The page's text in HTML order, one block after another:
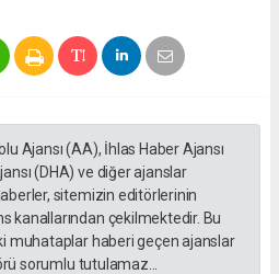
Ajansı (AA), İhlas Haber Ajansı
(DHA) ve diğer ajanslar
sitemizin editörlerinin
kanallarından çekilmektedir. Bu
muhataplar haberi geçen ajanslar
sorumlu tutulamaz...